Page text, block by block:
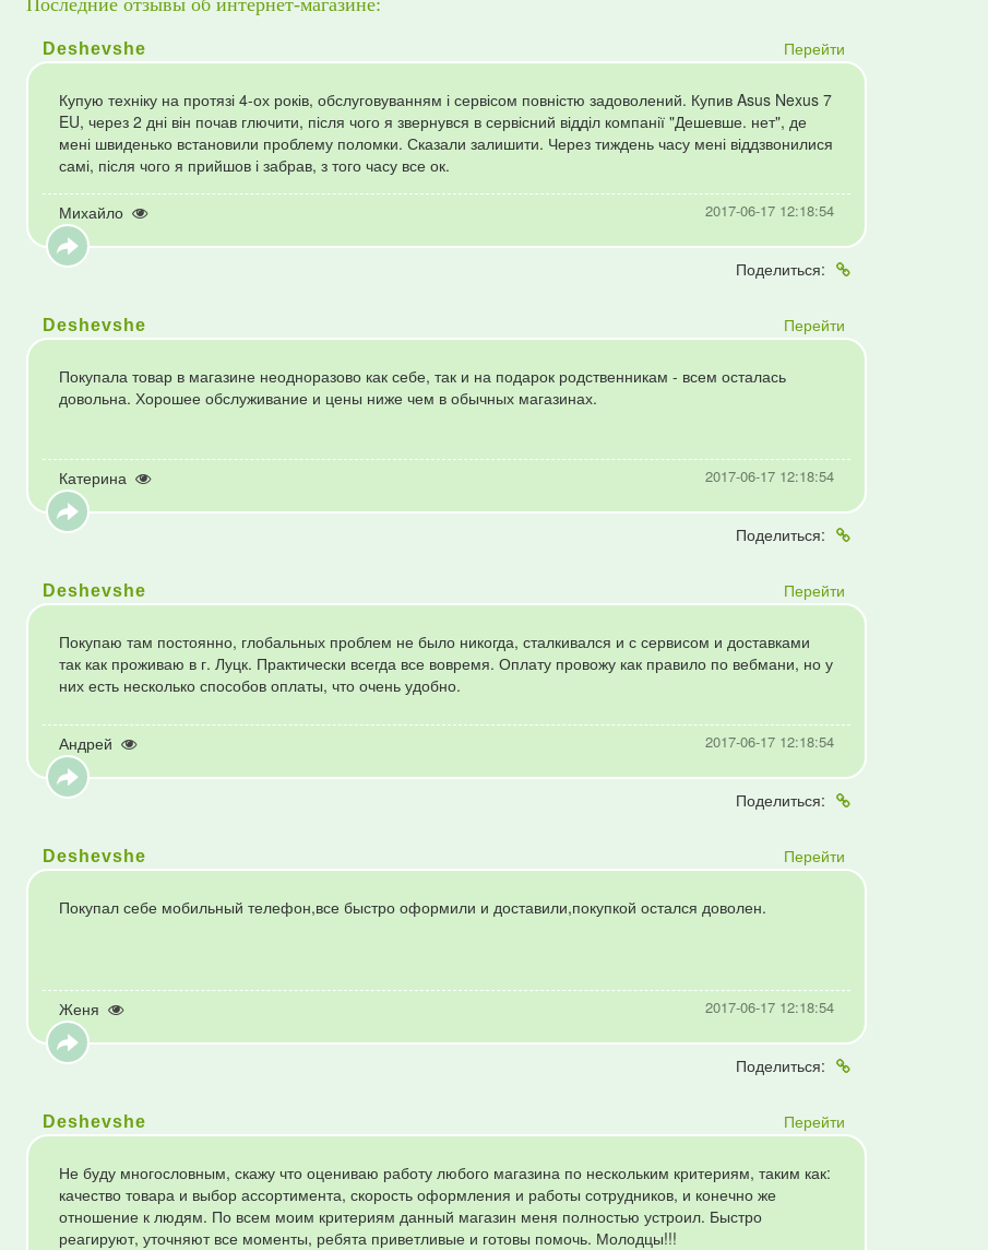
Последние отзывы об интернет-магазине:
Deshevshe Перейти
Купую техніку на протязі 4-ох років, обслуговуванням і сервісом повністю задоволений. Купив Asus Nexus 7
EU, через 2 дні він почав глючити, після чого я звернувся в сервісний відділ компанії "Дешевше. нет", де
мені швиденько встановили проблему поломки. Сказали залишити. Через тиждень часу мені віддзвонилися
самі, після чого я прийшов і забрав, з того часу все ок.
Михайло 2017-06-17 12:18:54
Поделиться:
Deshevshe Перейти
Покупала товар в магазине неодноразово как себе, так и на подарок родственникам - всем осталась
довольна. Хорошее обслуживание и цены ниже чем в обычных магазинах.
Катерина 2017-06-17 12:18:54
Поделиться:
Deshevshe Перейти
Покупаю там постоянно, глобальных проблем не было никогда, сталкивался и с сервисом и доставками
так как проживаю в г. Луцк. Практически всегда все вовремя. Оплату провожу как правило по вебмани, но у
них есть несколько способов оплаты, что очень удобно.
Андрей 2017-06-17 12:18:54
Поделиться:
Deshevshe Перейти
Покупал себе мобильный телефон,все быстро оформили и доставили,покупкой остался доволен.
Женя 2017-06-17 12:18:54
Поделиться:
Deshevshe Перейти
Не буду многословным, скажу что оцениваю работу любого магазина по нескольким критериям, таким как:
качество товара и выбор ассортимента, скорость оформления и работы сотрудников, и конечно же
отношение к людям. По всем моим критериям данный магазин меня полностью устроил. Быстро
реагируют, уточняют все моменты, ребята приветливые и готовы помочь. Молодцы!!!